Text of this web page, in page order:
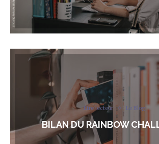
Être lecteur Le Blog
BILAN DU RAINBOW